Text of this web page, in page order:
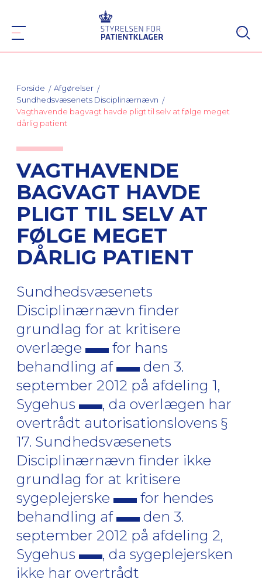
Forside
Afgørelser
Sundhedsvæsenets Disciplinærnævn
Vagthavende bagvagt havde pligt til selv at følge meget
dårlig patient
VAGTHAVENDE
BAGVAGT HAVDE
PLIGT TIL SELV AT
FØLGE MEGET
DÅRLIG PATIENT
Sundhedsvæsenets
Disciplinærnævn finder
grundlag for at kritisere
overlæge
for hans
behandling af
den 3.
september 2012 på afdeling 1,
Sygehus
, da overlægen har
overtrådt autorisationslovens §
17. Sundhedsvæsenets
Disciplinærnævn finder ikke
grundlag for at kritisere
sygeplejerske
for hendes
behandling af
den 3.
september 2012 på afdeling 2,
Sygehus
, da sygeplejersken
ikke har overtrådt